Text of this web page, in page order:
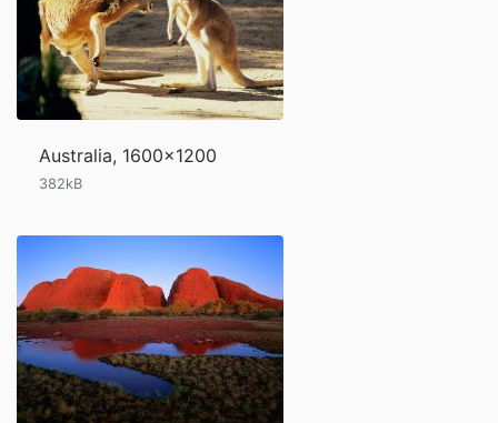
Australia, 1600x1200
382kB